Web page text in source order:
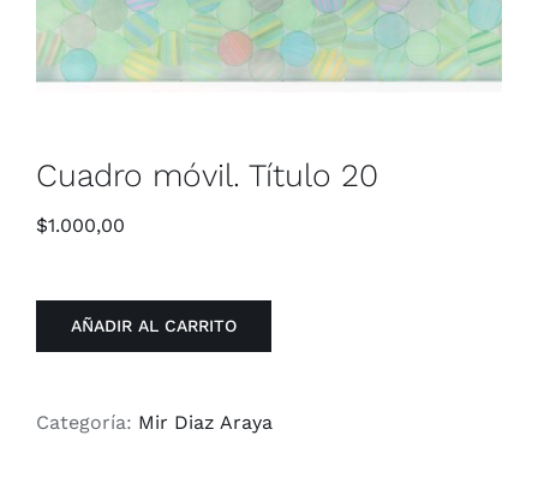
Cuadro móvil. Título 20
$1.000,00
AÑADIR AL CARRITO
Categoría: Mir Diaz Araya